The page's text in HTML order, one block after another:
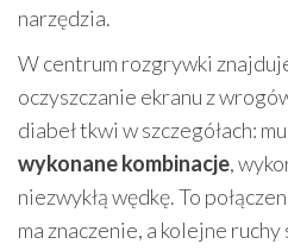
narzędzia.
W centrum rozgrywki
oczyszczanie ekranu z
diabeł tkwi w szczegółach:
wykonane kombinacje,
niezwykłą wędkę. To
ma znaczenie, a kolejne